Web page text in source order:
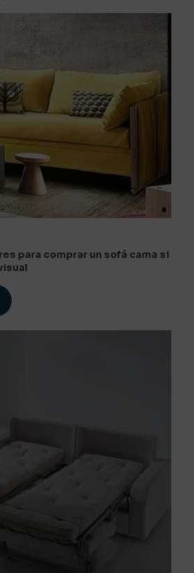
para comprar un sofá cama si